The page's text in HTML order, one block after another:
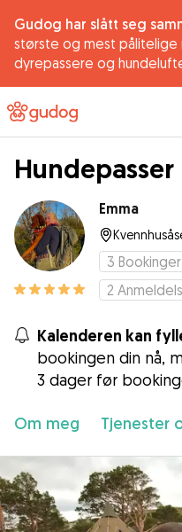
Gudog har slått seg
største og mest pålitelige
dyrepassere og
Hundepasser
Emma
3 Bookinger
2
Kalenderen kan
bookingen din nå,
3 dager før
Om meg Tjenester